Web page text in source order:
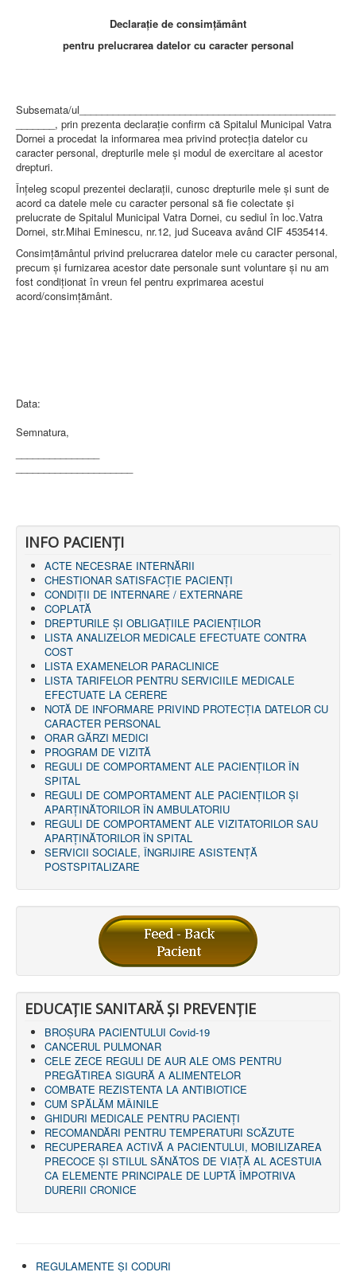
Declaraţie de consimţământ
pentru prelucrarea datelor cu caracter personal
Subsemata/ul______________________________________________
_______, prin prezenta declaraţie confirm că Spitalul Municipal Vatra
Dornei a procedat la informarea mea privind protecţia datelor cu
caracter personal, drepturile mele şi modul de exercitare al acestor
drepturi.
Înţeleg scopul prezentei declaraţii, cunosc drepturile mele şi sunt de
acord ca datele mele cu caracter personal să fie colectate şi
prelucrate de Spitalul Municipal Vatra Dornei, cu sediul în loc.Vatra
Dornei, str.Mihai Eminescu, nr.12, jud Suceava având CIF 4535414.
Consimţământul privind prelucrarea datelor mele cu caracter personal,
precum şi furnizarea acestor date personale sunt voluntare şi nu am
fost condiţionat în vreun fel pentru exprimarea acestui
acord/consimţământ.
Data:
Semnatura,
INFO PACIENŢI
ACTE NECESRAE INTERNĂRII
CHESTIONAR SATISFACŢIE PACIENŢI
CONDIȚII DE INTERNARE / EXTERNARE
COPLATĂ
DREPTURILE ŞI OBLIGAŢIILE PACIENȚILOR
LISTA ANALIZELOR MEDICALE EFECTUATE CONTRA
COST
LISTA EXAMENELOR PARACLINICE
LISTA TARIFELOR PENTRU SERVICIILE MEDICALE
EFECTUATE LA CERERE
NOTĂ DE INFORMARE PRIVIND PROTECŢIA DATELOR CU
CARACTER PERSONAL
ORAR GĂRZI MEDICI
PROGRAM DE VIZITĂ
REGULI DE COMPORTAMENT ALE PACIENȚILOR ÎN
SPITAL
REGULI DE COMPORTAMENT ALE PACIENȚILOR ȘI
APARȚINĂTORILOR ÎN AMBULATORIU
REGULI DE COMPORTAMENT ALE VIZITATORILOR SAU
APARȚINĂTORILOR ÎN SPITAL
SERVICII SOCIALE, ÎNGRIJIRE ASISTENŢĂ
POSTSPITALIZARE
EDUCAȚIE SANITARĂ ȘI PREVENȚIE
BROȘURA PACIENTULUI Covid-19
CANCERUL PULMONAR
CELE ZECE REGULI DE AUR ALE OMS PENTRU
PREGĂTIREA SIGURĂ A ALIMENTELOR
COMBATE REZISTENTA LA ANTIBIOTICE
CUM SPĂLĂM MÂINILE
GHIDURI MEDICALE PENTRU PACIENȚI
RECOMANDĂRI PENTRU TEMPERATURI SCĂZUTE
RECUPERAREA ACTIVĂ A PACIENTULUI, MOBILIZAREA
PRECOCE ȘI STILUL SĂNĂTOS DE VIAȚĂ AL ACESTUIA
CA ELEMENTE PRINCIPALE DE LUPTĂ ÎMPOTRIVA
DURERII CRONICE
REGULAMENTE ŞI CODURI